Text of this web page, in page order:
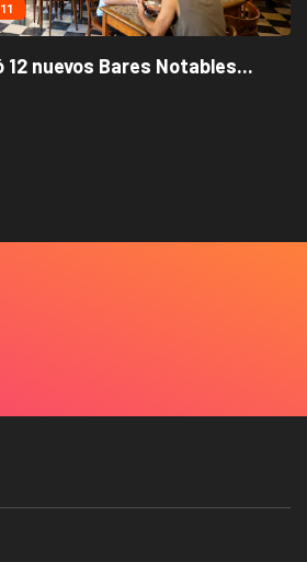
nuevos Bares Notables...